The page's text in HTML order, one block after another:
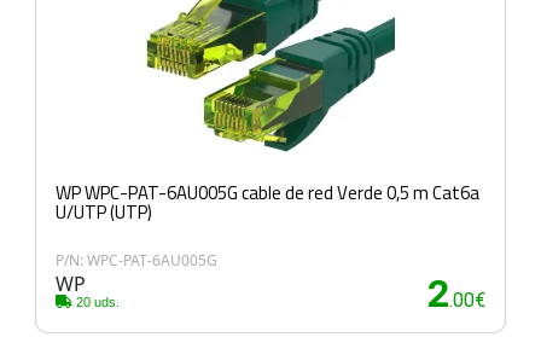
WP WPC-PAT-6AU005G cable de red Verde 0,5 m Cat6a
U/UTP (UTP)
P/N: WPC-PAT-6AU005G
WP
20 uds. 2.00€